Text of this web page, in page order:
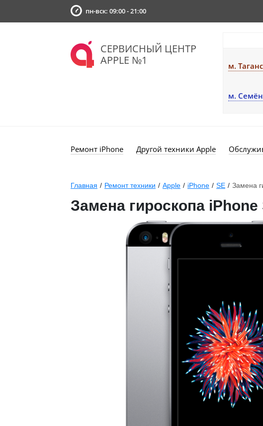
пн-вск: 09:00 - 21:00
СЕРВИСНЫЙ ЦЕНТР
APPLE №1
м.
м.
Ремонт iPhone Другой техники Apple
Главная / Ремонт техники / Apple / iPhone / SE / Замена
Замена гироскопа iPhone